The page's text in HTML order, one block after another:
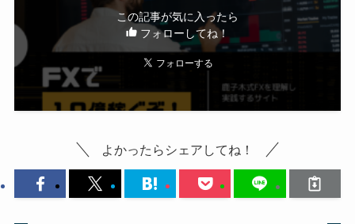
この記事が気に入ったら
フォローしてね！
よかったらシェアしてね！